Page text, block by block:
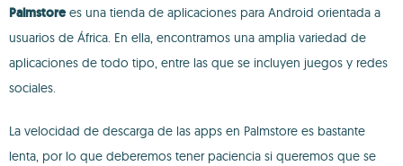
Palmstore es una tienda de aplicaciones para Android orientada a
usuarios de África. En ella, encontramos una amplia variedad de
aplicaciones de todo tipo, entre las que se incluyen juegos y redes
sociales.
La velocidad de descarga de las apps en Palmstore es bastante
lenta, por lo que deberemos tener paciencia si queremos que se